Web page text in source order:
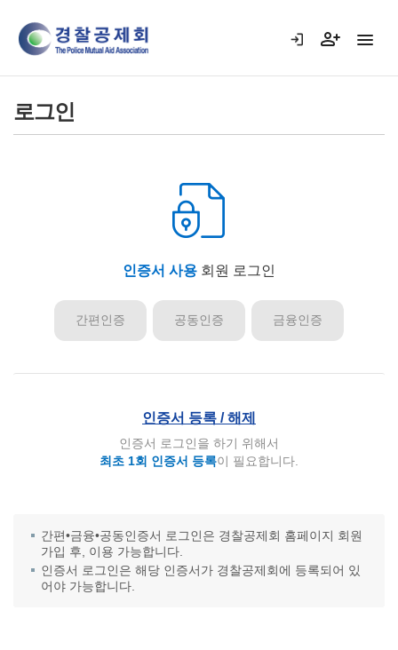
로그인
인증서 사용 회원 로그인
간편인증 공동인증 금융인증
인증서 등록 / 해제
인증서 로그인을 하기 위해서
최초 1회 인증서 등록이 필요합니다.
간편•금융•공동인증서 로그인은 경찰공제회 홈페이지 회원
가입 후, 이용 가능합니다.
인증서 로그인은 해당 인증서가 경찰공제회에 등록되어 있
어야 가능합니다.